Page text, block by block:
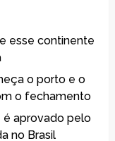
esse continente
o porto e o
o fechamento
é aprovado pelo
no Brasil